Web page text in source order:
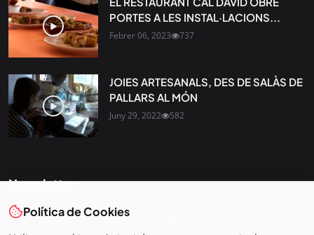
PORTES A LES INSTAL·LACIONS...
Febrer 06, 2023 737
JOIES ARTESANALS, DES DE SALÀS DE
PALLARS AL MÓN
Juny 29, 2022 582
Newsletter
Tota l’actualitat, seleccionada i enviada directament al teu
Política de Cookies